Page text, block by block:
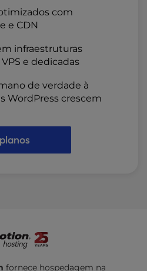
com
e CDN
infraestruturas
e dedicadas
de verdade à
WordPress crescem
fornece hospedagem na